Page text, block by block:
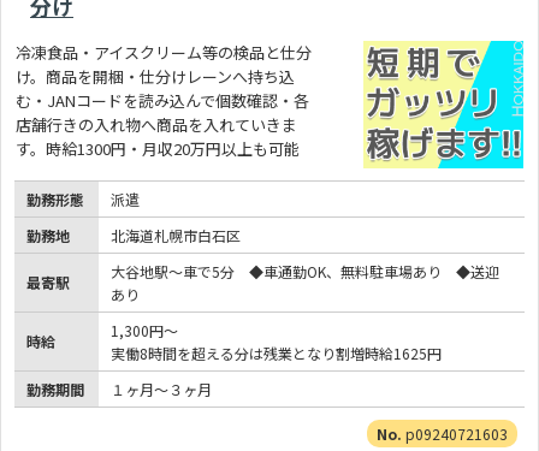
分け
冷凍食品・アイスクリーム等の検品と仕分
け。商品を開梱・仕分けレーンへ持ち込
む・JANコードを読み込んで個数確認・各
店舗行きの入れ物へ商品を入れていきま
す。時給1300円・月収20万円以上も可能
勤務形態
派遣
勤務地
北海道札幌市白石区
最寄駅
大谷地駅～車で5分 ◆車通勤OK、無料駐車場あり ◆送迎
あり
時給
1,300円～
実働8時間を超える分は残業となり割増時給1625円
勤務期間
１ヶ月～３ヶ月
p09240721603